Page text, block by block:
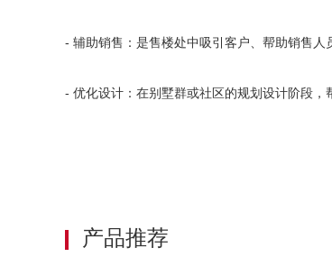
- 辅助销售：是售楼处中吸引客户、帮助销售人
- 优化设计：在别墅群或社区的规划设计阶段，
产品推荐